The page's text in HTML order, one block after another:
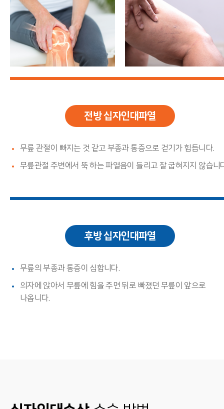
전방 십자인대파열
무릎 관절이 빠지는 것 같고 부종과 통증으로 걷기가 힘듭니다.
무릎관절 주변에서 뚝 하는 파열음이 들리고 잘 굽혀지지 않습니
후방 십자인대파열
무릎의 부종과 통증이 심합니다.
의자에 앉아서 무릎에 힘을 주면 뒤로 빠졌던 무릎이 앞으로
나옵니다.